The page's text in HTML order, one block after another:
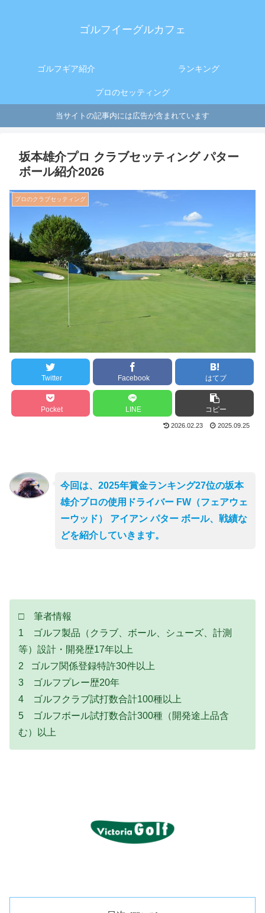
ゴルフイーグルカフェ
ゴルフギア紹介 ランキング
プロのセッティング
当サイトの記事内には広告が含まれています
坂本雄介プロ クラブセッティング パター
ボール紹介2026
プロのクラブセッティング
Twitter Facebook はてブ
Pocket LINE コピー
2026.02.23 2025.09.25
今回は、2025年賞金ランキング27位の坂本
雄介プロの使用ドライバー FW（フェアウェ
ーウッド） アイアン パター ボール、戦績な
どを紹介していきます。
□ 筆者情報
1 ゴルフ製品（クラブ、ボール、シューズ、計測
等）設計・開発歴17年以上
2 ゴルフ関係登録特許30件以上
3 ゴルフプレー歴20年
4 ゴルフクラブ試打数合計100種以上
5 ゴルフボール試打数合計300種（開発途上品含
む）以上